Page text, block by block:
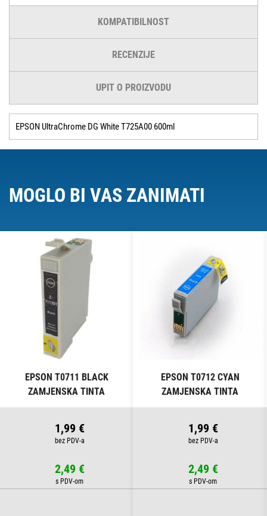
KOMPATIBILNOST
RECENZIJE
UPIT O PROIZVODU
EPSON UltraChrome DG White T725A00 600ml
MOGLO BI VAS ZANIMATI
EPSON T0711 BLACK
ZAMJENSKA TINTA
1,99 €
2,49 €
EPSON T0712 CYAN
ZAMJENSKA TINTA
1,99 €
2,49 €